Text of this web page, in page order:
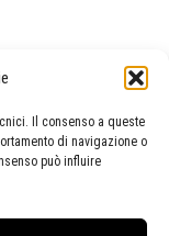
Il consenso a queste
di navigazione o
può influire
apertura Galleria)